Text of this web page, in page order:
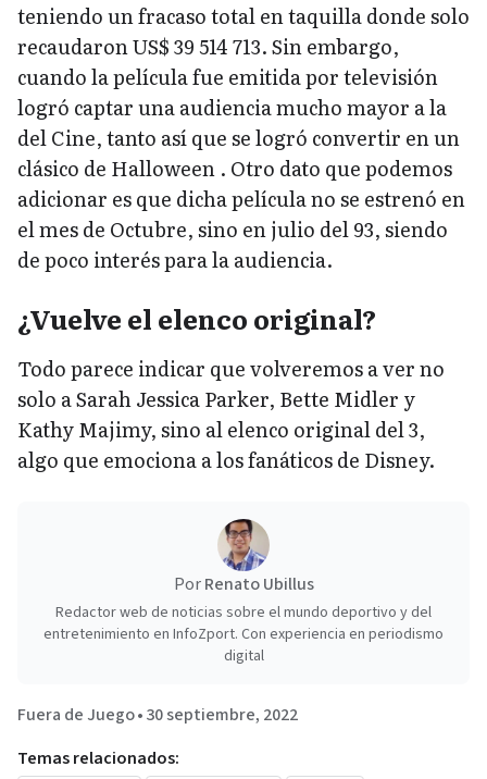
teniendo un fracaso total en taquilla donde solo
recaudaron US$ 39 514 713. Sin embargo,
cuando la película fue emitida por televisión
logró captar una audiencia mucho mayor a la
del Cine, tanto así que se logró convertir en un
clásico de Halloween . Otro dato que podemos
adicionar es que dicha película no se estrenó en
el mes de Octubre, sino en julio del 93, siendo
de poco interés para la audiencia.
¿Vuelve el elenco original?
Todo parece indicar que volveremos a ver no
solo a Sarah Jessica Parker, Bette Midler y
Kathy Majimy, sino al elenco original del 3,
algo que emociona a los fanáticos de Disney.
PorRenato Ubillus
Redactor web de noticias sobre el mundo deportivo y del
entretenimiento en InfoZport. Con experiencia en periodismo
digital
Fuera de Juego•30 septiembre, 2022
Temas relacionados: